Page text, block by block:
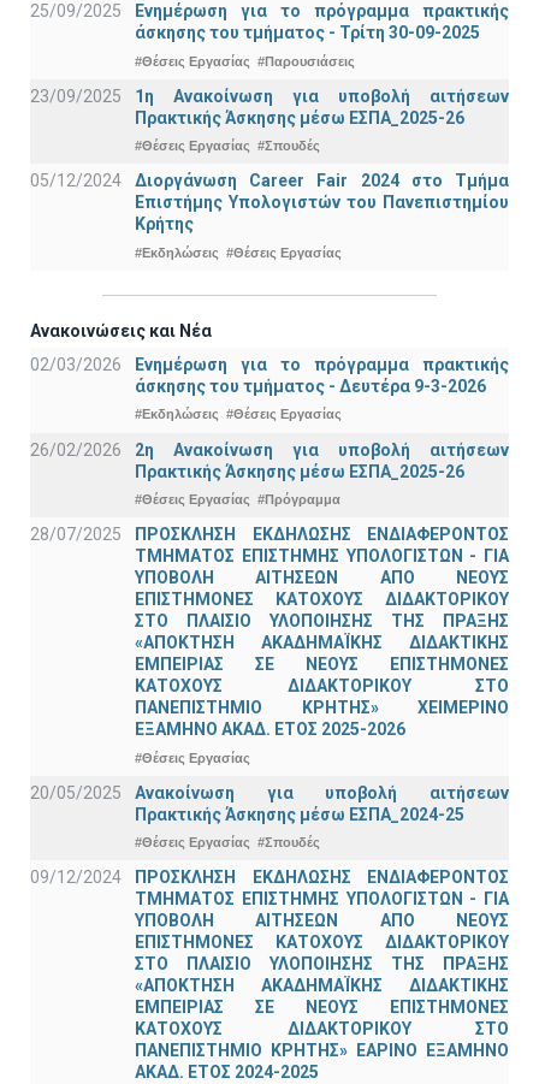
25/09/2025
Ενημέρωση για το πρόγραμμα πρακτικής
άσκησης του τμήματος - Τρίτη 30-09-2025
#Θέσεις Εργασίας #Παρουσιάσεις
23/09/2025
1η Ανακοίνωση για υποβολή αιτήσεων
Πρακτικής Άσκησης μέσω ΕΣΠΑ_2025-26
#Θέσεις Εργασίας #Σπουδές
05/12/2024
Διοργάνωση Career Fair 2024 στο Τμήμα
Επιστήμης Υπολογιστών του Πανεπιστημίου
Κρήτης
#Εκδηλώσεις #Θέσεις Εργασίας
Ανακοινώσεις και Νέα
02/03/2026
Ενημέρωση για το πρόγραμμα πρακτικής
άσκησης του τμήματος - Δευτέρα 9-3-2026
#Εκδηλώσεις #Θέσεις Εργασίας
26/02/2026
2η Ανακοίνωση για υποβολή αιτήσεων
Πρακτικής Άσκησης μέσω ΕΣΠΑ_2025-26
#Θέσεις Εργασίας #Πρόγραμμα
28/07/2025
ΠΡΟΣΚΛΗΣΗ ΕΚΔΗΛΩΣΗΣ ΕΝΔΙΑΦΕΡΟΝΤΟΣ
ΤΜΗΜΑΤΟΣ ΕΠΙΣΤΗΜΗΣ ΥΠΟΛΟΓΙΣΤΩΝ - ΓΙΑ
ΥΠΟΒΟΛΗ ΑΙΤΗΣΕΩΝ ΑΠΟ ΝΕΟΥΣ
ΕΠΙΣΤΗΜΟΝΕΣ ΚΑΤΟΧΟΥΣ ΔΙΔΑΚΤΟΡΙΚΟΥ
ΣΤΟ ΠΛΑΙΣΙΟ ΥΛΟΠΟΙΗΣΗΣ ΤΗΣ ΠΡΑΞΗΣ
«ΑΠΟΚΤΗΣΗ ΑΚΑΔΗΜΑΪΚΗΣ ΔΙΔΑΚΤΙΚΗΣ
ΕΜΠΕΙΡΙΑΣ ΣΕ ΝΕΟΥΣ ΕΠΙΣΤΗΜΟΝΕΣ
ΚΑΤΟΧΟΥΣ ΔΙΔΑΚΤΟΡΙΚΟΥ ΣΤΟ
ΠΑΝΕΠΙΣΤΗΜΙΟ ΚΡΗΤΗΣ» ΧΕΙΜΕΡΙΝΟ
ΕΞΑΜΗΝΟ ΑΚΑΔ. ΕΤΟΣ 2025-2026
#Θέσεις Εργασίας
20/05/2025
Ανακοίνωση για υποβολή αιτήσεων
Πρακτικής Άσκησης μέσω ΕΣΠΑ_2024-25
#Θέσεις Εργασίας #Σπουδές
09/12/2024
ΠΡΟΣΚΛΗΣΗ ΕΚΔΗΛΩΣΗΣ ΕΝΔΙΑΦΕΡΟΝΤΟΣ
ΤΜΗΜΑΤΟΣ ΕΠΙΣΤΗΜΗΣ ΥΠΟΛΟΓΙΣΤΩΝ - ΓΙΑ
ΥΠΟΒΟΛΗ ΑΙΤΗΣΕΩΝ ΑΠΟ ΝΕΟΥΣ
ΕΠΙΣΤΗΜΟΝΕΣ ΚΑΤΟΧΟΥΣ ΔΙΔΑΚΤΟΡΙΚΟΥ
ΣΤΟ ΠΛΑΙΣΙΟ ΥΛΟΠΟΙΗΣΗΣ ΤΗΣ ΠΡΑΞΗΣ
«ΑΠΟΚΤΗΣΗ ΑΚΑΔΗΜΑΪΚΗΣ ΔΙΔΑΚΤΙΚΗΣ
ΕΜΠΕΙΡΙΑΣ ΣΕ ΝΕΟΥΣ ΕΠΙΣΤΗΜΟΝΕΣ
ΚΑΤΟΧΟΥΣ ΔΙΔΑΚΤΟΡΙΚΟΥ ΣΤΟ
ΠΑΝΕΠΙΣΤΗΜΙΟ ΚΡΗΤΗΣ» ΕΑΡΙΝΟ ΕΞΑΜΗΝΟ
ΑΚΑΔ. ΕΤΟΣ 2024-2025